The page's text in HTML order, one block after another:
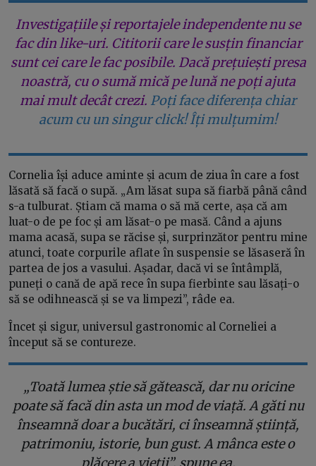
Investigațiile și reportajele independente nu se
fac din like-uri. Cititorii care le susțin financiar
sunt cei care le fac posibile. Dacă prețuiești presa
noastră, cu o sumă mică pe lună ne poți ajuta
mai mult decât crezi. Poți face diferența chiar
acum cu un singur click! Îți mulțumim!
Cornelia își aduce aminte și acum de ziua în care a fost
lăsată să facă o supă. „Am lăsat supa să fiarbă până când
s-a tulburat. Știam că mama o să mă certe, așa că am
luat-o de pe foc și am lăsat-o pe masă. Când a ajuns
mama acasă, supa se răcise și, surprinzător pentru mine
atunci, toate corpurile aflate în suspensie se lăsaseră în
partea de jos a vasului. Așadar, dacă vi se întâmplă,
puneți o cană de apă rece în supa fierbinte sau lăsați-o
să se odihnească și se va limpezi”, râde ea.
Încet și sigur, universul gastronomic al Corneliei a
început să se contureze.
„Toată lumea știe să gătească, dar nu oricine
poate să facă din asta un mod de viață. A găti nu
înseamnă doar a bucătări, ci înseamnă știință,
patrimoniu, istorie, bun gust. A mânca este o
plăcere a vieții”, spune ea.